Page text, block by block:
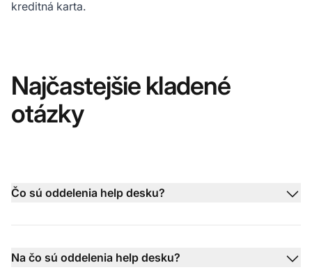
kreditná karta.
Najčastejšie kladené
otázky
Čo sú oddelenia help desku?
Na čo sú oddelenia help desku?